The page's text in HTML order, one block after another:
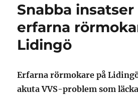
Snabba insatser
erfarna
Lidingö
Erfarna rörmokare på
akuta VVS-problem som